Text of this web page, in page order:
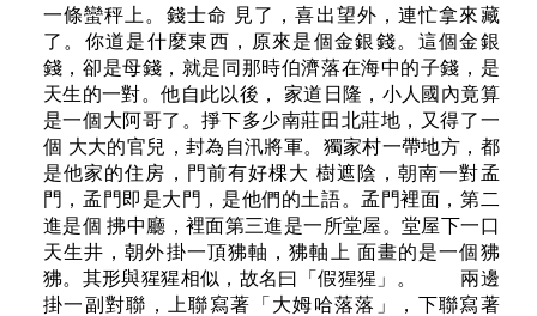
一條蠻秤上。錢士命 見了，喜出望外，連忙拿來藏
了。你道是什麼東西，原來是個金銀錢。這個金銀
錢，卻是母錢，就是同那時伯濟落在海中的子錢，是
天生的一對。他自此以後， 家道日隆，小人國內竟算
是一個大阿哥了。掙下多少南莊田北莊地，又得了一
個 大大的官兒，封為自汛將軍。獨家村一帶地方，都
是他家的住房，門前有好棵大 樹遮陰，朝南一對孟
門，孟門即是大門，是他們的土語。孟門裡面，第二
進是個 拂中廳，裡面第三進是一所堂屋。堂屋下一口
天生井，朝外掛一頂狒軸，狒軸上 面畫的是一個狒
狒。其形與猩猩相似，故名曰「假猩猩」。 兩邊
掛一副對聯，上聯寫著「大姆哈落落」，下聯寫著